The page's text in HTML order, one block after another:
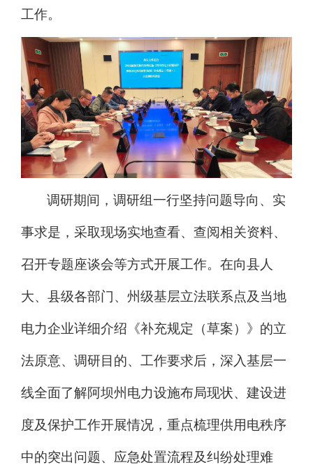
工作。
调研期间，调研组一行坚持问题导向、实
事求是，采取现场实地查看、查阅相关资料、
召开专题座谈会等方式开展工作。 在向县人
大、县级各部门、州级基层立法联系点及当地
电力企业详细介绍 《补充规定（草案）》的立
法原意、调研目的、工作要求后， 深入基层一
线全面了解阿坝州电力设施布局现状、建设进
度及保护工作开展情况，重点梳理供用电秩序
中的突出问题、应急处置流程及纠纷处理难